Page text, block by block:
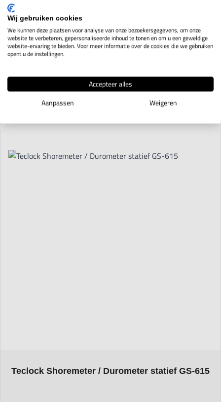
- Dikte van het werkstuk moet minimaal 1,2 mm zijn.
- Meetbereik van 0 - 100 graden.
- Conform standaard JIS K 7215 - ISO 868 - ASTM D 2240
Gerelateerde producten
Navigating through the elements of the carousel is possible
Press to skip carousel
Teclock Shoremeter / Durometer statief GS-615
The price depends on the options chosen on the product page
Wij gebruiken cookies
We kunnen deze plaatsen voor analyse van onze bezoekersgegevens, om onze
website te verbeteren, gepersonaliseerde inhoud te tonen en om u een geweldige
website-ervaring te bieden. Voor meer informatie over de cookies die we gebruiken
opent u de instellingen.
Accepteer alles
Aanpassen
Weigeren